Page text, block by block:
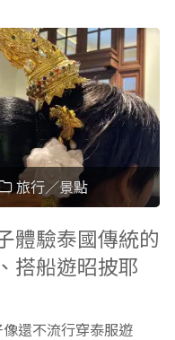
旅行／景點
體驗泰國傳統的
搭船遊昭披耶
還不流行穿泰服遊